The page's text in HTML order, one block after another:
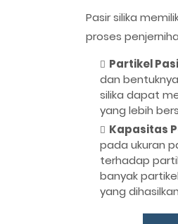
Pasir silika
proses
Partikel
dan
silika dapat
yang lebih
Kapasitas
pada ukuran
terhadap
banyak
yang